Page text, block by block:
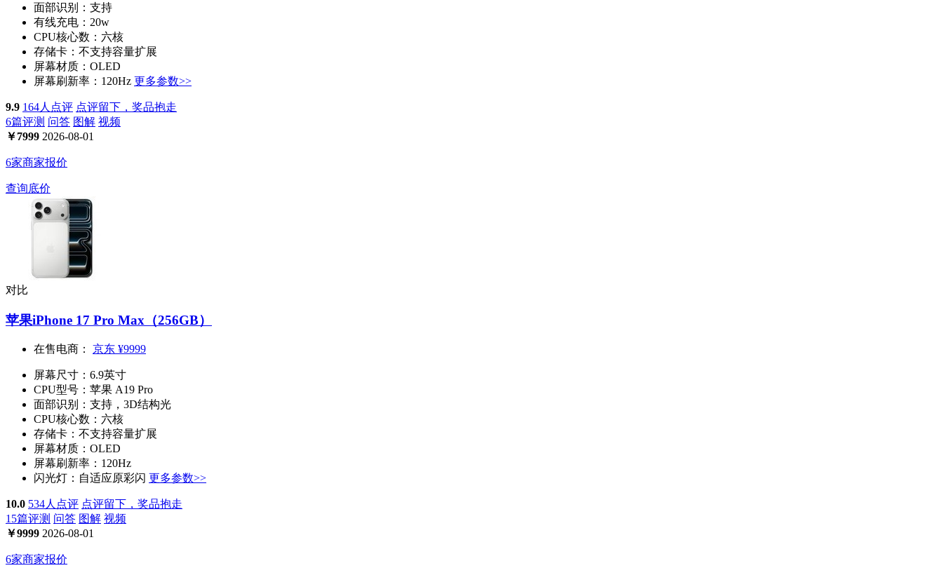
面部识别： 支持
有线充电： 20w
CPU核心数： 六核
存储卡： 不支持容量扩展
屏幕材质： OLED
屏幕刷新率： 120Hz 更多参数>>
9.9 164人点评 点评留下，奖品抱走
6篇评测 问答 图解 视频
￥7999 2026-08-01
6家商家报价
查询底价
对比
苹果iPhone 17 Pro Max（256GB）
在售电商： 京东 ¥9999
屏幕尺寸： 6.9英寸
CPU型号： 苹果 A19 Pro
面部识别： 支持，3D结构光
CPU核心数： 六核
存储卡： 不支持容量扩展
屏幕材质： OLED
屏幕刷新率： 120Hz
闪光灯： 自适应原彩闪 更多参数>>
10.0 534人点评 点评留下，奖品抱走
15篇评测 问答 图解 视频
￥9999 2026-08-01
6家商家报价